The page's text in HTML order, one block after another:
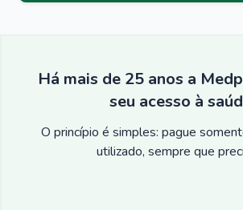
Há mais de 25 anos a
seu acesso à
O princípio é simples: pague
utilizado, sempre que